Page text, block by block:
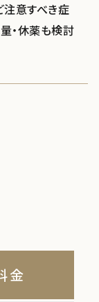
注意すべき症
・休薬も検討
金